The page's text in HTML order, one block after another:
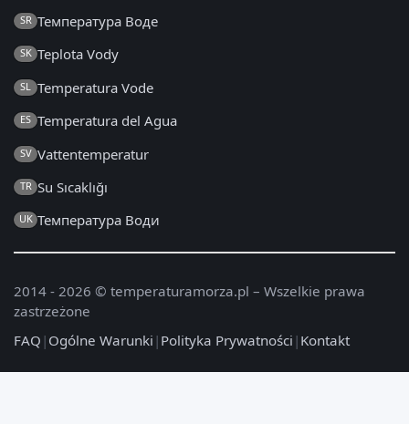
SR Температура Воде
SK Teplota Vody
SL Temperatura Vode
ES Temperatura del Agua
SV Vattentemperatur
TR Su Sıcaklığı
UK Температура Води
2014 - 2026 © temperaturamorza.pl – Wszelkie prawa
zastrzeżone
FAQ | Ogólne Warunki | Polityka Prywatności | Kontakt